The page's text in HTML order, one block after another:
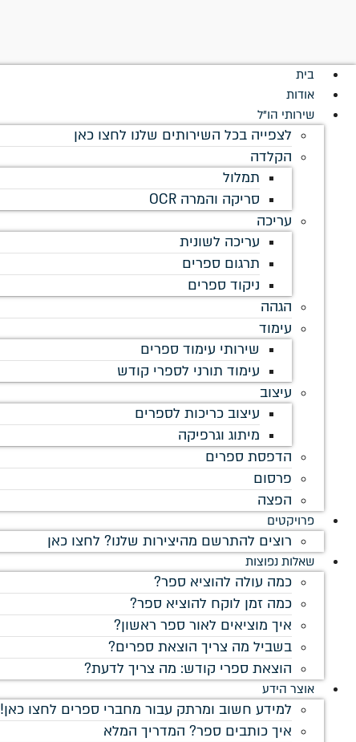
בית
אודות
שירותי הו"ל
לצפייה בכל השירותים שלנו לחצו כאן
הקלדה
תמלול
סריקה והמרה OCR
עריכה
עריכה לשונית
תרגום ספרים
ניקוד ספרים
הגהה
עימוד
שירותי עימוד ספרים
עימוד תורני לספרי קודש
עיצוב
עיצוב כריכות לספרים
מיתוג וגרפיקה
הדפסת ספרים
פרסום
הפצה
פרויקטים
רוצים להתרשם מהיצירות שלנו? לחצו כאן
שאלות נפוצות
כמה עולה להוציא ספר?
כמה זמן לוקח להוציא ספר?
איך מוציאים לאור ספר ראשון?
בשביל מה צריך הוצאת ספרים?
הוצאת ספרי קודש: מה צריך לדעת?
אוצר הידע
למידע חשוב ומרתק עבור מחברי ספרים לחצו כאן!
איך כותבים ספר? המדריך המלא